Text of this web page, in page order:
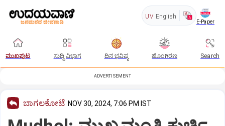
UV English
E-Paper
ಮುಖಪುಟ ಸುದ್ದಿ ವಿಭಾಗ ದಿನ ಭವಿಷ್ಯ ಹೊಂಗಿರಣ Search
ADVERTISEMENT
ಬಾಗಲಕೋಟೆ NOV 30, 2024, 7:06 PM IST